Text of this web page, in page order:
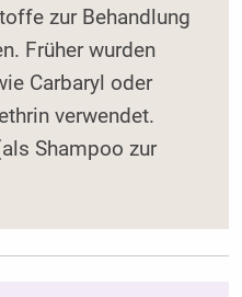
zur Behandlung
Früher wurden
Carbaryl oder
verwendet.
Shampoo zur